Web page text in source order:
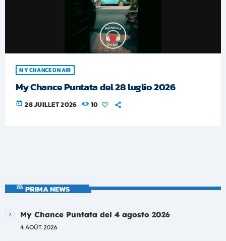
MY CHANCE ON AIR
My Chance Puntata del 28 luglio 2026
today 28 JUILLET 2026 10
PRIMA NEWS
My Chance Puntata del 4 agosto 2026
4 AOÛT 2026